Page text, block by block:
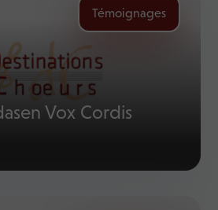
Témoignages
Vox Cordis